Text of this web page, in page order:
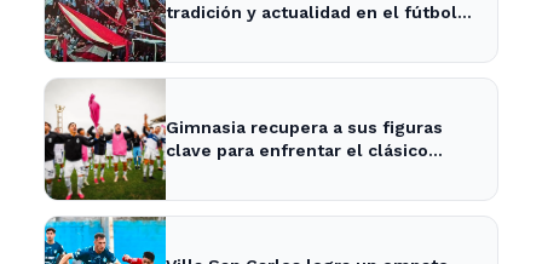
tradición y actualidad en el fútbol
Gimnasia recupera a sus figuras
clave para enfrentar el clásico